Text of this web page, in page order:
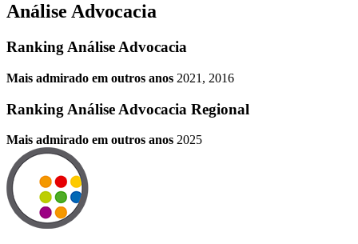
Análise Advocacia
Ranking Análise Advocacia
Mais admirado em outros anos 2021, 2016
Ranking Análise Advocacia Regional
Mais admirado em outros anos 2025